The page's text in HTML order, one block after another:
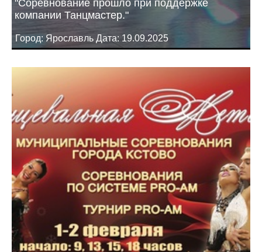
"Соревнование прошло при поддержке
компании Танцмастер."
Город: Ярославль Дата: 19.09.2025